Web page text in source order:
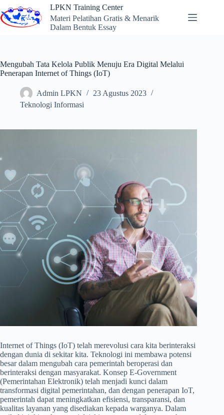
to
content
LPKN Training Center
Materi Pelatihan Gratis & Menarik
Dalam Bentuk Essay
Mengubah Tata Kelola Publik Menuju Era Digital Melalui
Penerapan Internet of Things (IoT)
Admin LPKN
23 Agustus 2023
Teknologi Informasi
Internet of Things (IoT) telah merevolusi cara kita berinteraksi
dengan dunia di sekitar kita. Teknologi ini membawa potensi
besar dalam mengubah cara pemerintah beroperasi dan
berinteraksi dengan masyarakat. Konsep E-Government
(Pemerintahan Elektronik) telah menjadi kunci dalam
transformasi digital pemerintahan, dan dengan penerapan IoT,
pemerintah dapat meningkatkan efisiensi, transparansi, dan
kualitas layanan yang disediakan kepada warganya. Dalam